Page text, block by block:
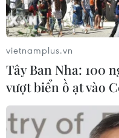
vietnamplus.vn
Tây Ban Nha: 100
vượt biển ồ ạt vào